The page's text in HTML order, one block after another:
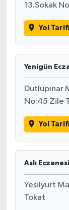
13.Sokak
Yol
Yenigün
Dutlupınar
No:45 Zile
Yol
Aslı Eczanesi
Yeşilyurt
Tokat